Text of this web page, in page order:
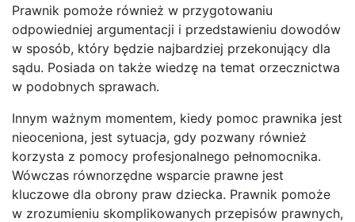
Prawnik pomoże również w przygotowaniu
odpowiedniej argumentacji i przedstawieniu dowodów
w sposób, który będzie najbardziej przekonujący dla
sądu. Posiada on także wiedzę na temat orzecznictwa
w podobnych sprawach.
Innym ważnym momentem, kiedy pomoc prawnika jest
nieoceniona, jest sytuacja, gdy pozwany również
korzysta z pomocy profesjonalnego pełnomocnika.
Wówczas równorzędne wsparcie prawne jest
kluczowe dla obrony praw dziecka. Prawnik pomoże
w zrozumieniu skomplikowanych przepisów prawnych,